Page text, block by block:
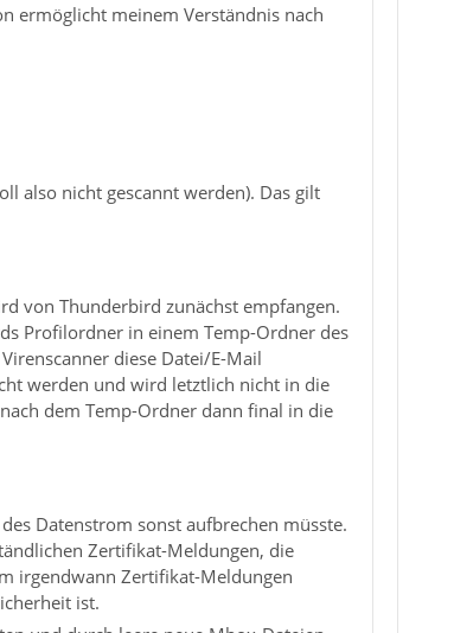
ermöglicht meinem Verständnis nach
also nicht gescannt werden). Das gilt
von Thunderbird zunächst empfangen.
Profilordner in einem Temp-Ordner des
diese Datei/E-Mail
werden und wird letztlich nicht in die
dem Temp-Ordner dann final in die
Datenstrom sonst aufbrechen müsste.
Zertifikat-Meldungen, die
irgendwann Zertifikat-Meldungen
ist.